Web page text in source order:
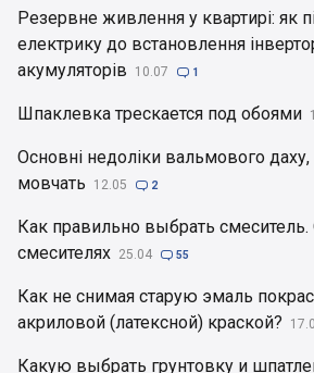
Резервне живлення у квартирі: як
електрику до встановлення
акумуляторів
10.07  1
Шпаклевка трескается под обоями
Основні недоліки вальмового даху,
мовчать
12.05  2
Как правильно выбрать
смесителях 25.04  55
Как не снимая старую эмаль
акриловой (латексной) краской?
Какую выбрать грунтовку и